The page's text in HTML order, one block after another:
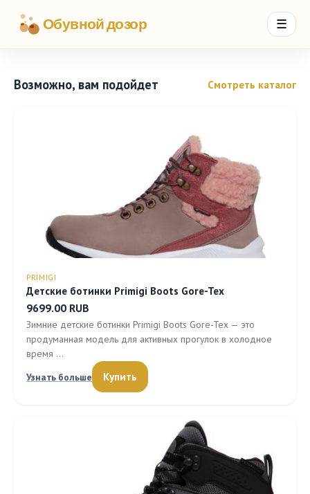
Обувной дозор ☰
Возможно, вам подойдет Смотреть каталог
PRIMIGI
Детские ботинки Primigi Boots Gore-Tex
9699.00 RUB
Зимние детские ботинки Primigi Boots Gore-Tex — это
продуманная модель для активных прогулок в холодное
время …
Узнать больше
Купить